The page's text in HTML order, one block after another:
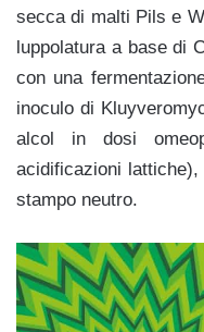
secca di malti Pils e
luppolatura a base di
con una
inoculo di
alcol in dosi
acidificazioni
stampo neutro.